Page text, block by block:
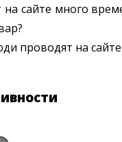
сайте много
проводят на